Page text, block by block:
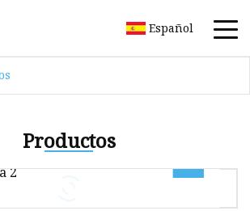
Español
Productos
3352 F4 F5/ Awwa C515
2